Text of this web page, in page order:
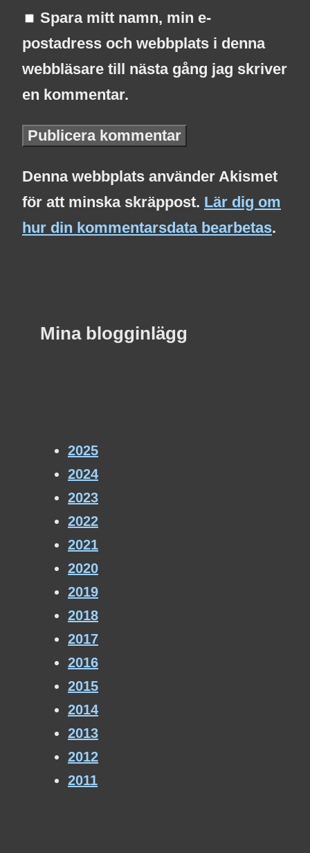
Spara mitt namn, min e-
postadress och webbplats i denna
webbläsare till nästa gång jag skriver
en kommentar.
Denna webbplats använder Akismet
för att minska skräppost. Lär dig om
hur din kommentarsdata bearbetas.
Mina blogginlägg
2025
2024
2023
2022
2021
2020
2019
2018
2017
2016
2015
2014
2013
2012
2011